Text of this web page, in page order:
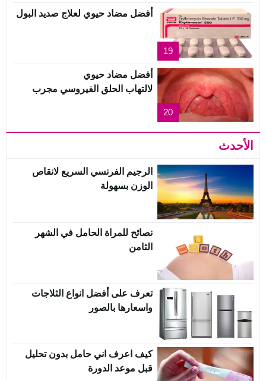
19
أفضل مضاد حيوي لعلاج صديد البول
20
أفضل مضاد حيوي
لالتهاب الحلق الفيروسي مجرب
الأحدث
الرجيم الفرنسي السريع لانقاص
الوزن بسهولة
نصائح للمراة الحامل في الشهر
الثامن
تعرف على أفضل انواع الثلاجات
واسعارها بالصور
كيف اعرف اني حامل بدون تحليل
قبل موعد الدورة